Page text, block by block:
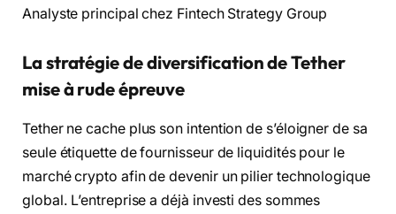
Analyste principal chez Fintech Strategy Group
La stratégie de diversification de Tether
mise à rude épreuve
Tether ne cache plus son intention de s’éloigner de sa
seule étiquette de fournisseur de liquidités pour le
marché crypto afin de devenir un pilier technologique
global. L’entreprise a déjà investi des sommes